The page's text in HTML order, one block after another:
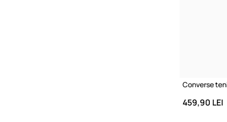
459,90 LEI